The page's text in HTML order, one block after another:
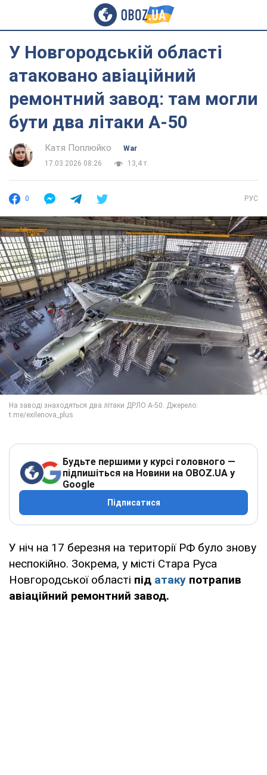
У Новгородській області
атаковано авіаційний
ремонтний завод: там могли
бути два літаки А-50
Катя Поплюйко
War
17.03.2026 08:26
13,4 т.
0 РУС
Будьте першими у курсі головного —
підпишіться на Новини на OBOZ.UA у
Google
Підписатися
У ніч на 17 березня на території РФ було знову
неспокійно. Зокрема, у місті Стара Руса
Новгородської області під атаку потрапив
авіаційний ремонтний завод.